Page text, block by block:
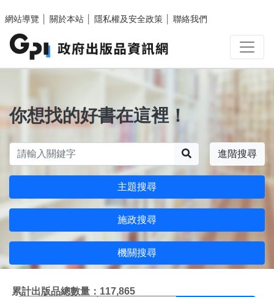
網站導覽
關於本站 隱私權及安全政策 聯絡我們
你想找的好書在這裡！
進階搜尋
主題搜尋
施政搜尋
機關搜尋
累計出版品總數量：117,865
機關搜尋結果頁面